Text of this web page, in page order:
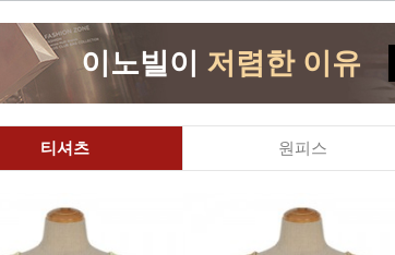
이노빌이 저렴한 이유
티셔츠 원피스